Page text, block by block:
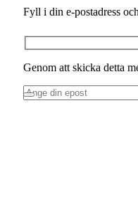
Fyll i din e-postadress
Genom att skicka detta